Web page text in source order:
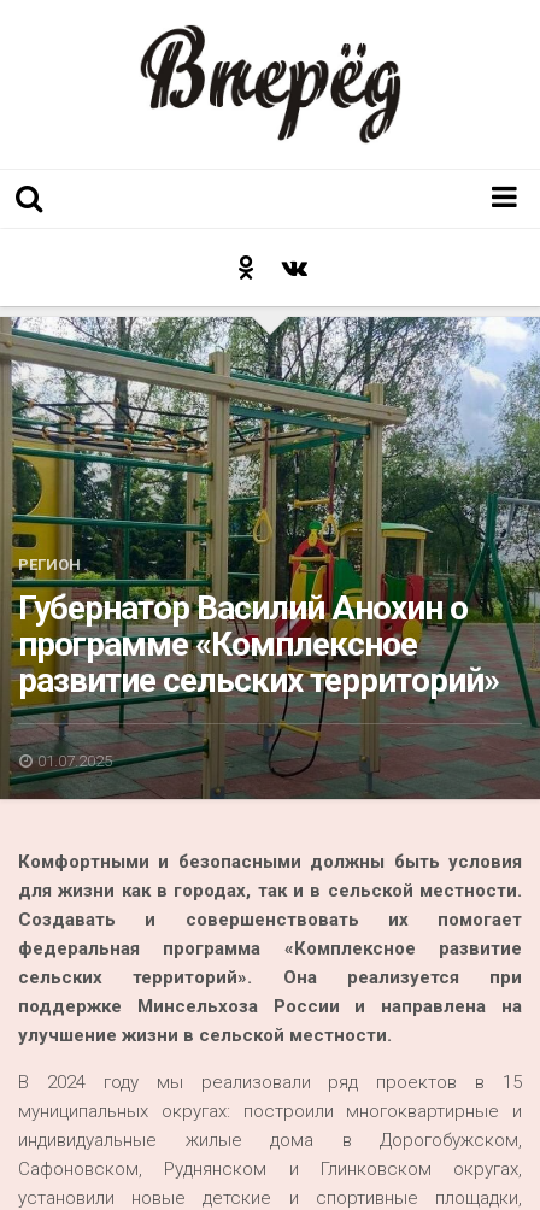
Послесловие к празднику
Факт
Неожиданный ракурс
Контакты
Люди родного края
Акция
К 70-летию районного Дома культуры
Конкурс
Люди родного края
Национальные проекты
Память
Перепись — 2020
РЕГИОН
Губернатор Василий Анохин о
программе «Комплексное
развитие сельских территорий»
01.07.2025
Комфортными и безопасными должны быть условия
для жизни как в городах, так и в сельской местности.
Создавать и совершенствовать их помогает
федеральная программа «Комплексное развитие
сельских территорий». Она реализуется при
поддержке Минсельхоза России и направлена на
улучшение жизни в сельской местности.
В 2024 году мы реализовали ряд проектов в 15
муниципальных округах: построили многоквартирные и
индивидуальные жилые дома в Дорогобужском,
Сафоновском, Руднянском и Глинковском округах,
установили новые детские и спортивные площадки,